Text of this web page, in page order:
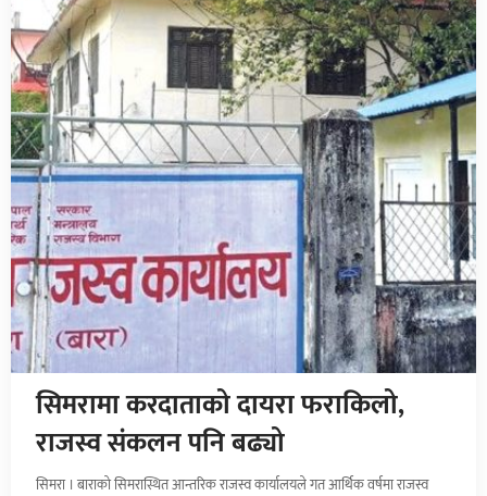
सिमरामा करदाताको दायरा फराकिलो,
राजस्व संकलन पनि बढ्यो
सिमरा । बाराको सिमरास्थित आन्तरिक राजस्व कार्यालयले गत आर्थिक वर्षमा राजस्व